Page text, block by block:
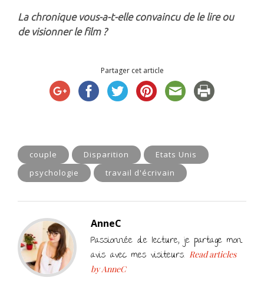
La chronique vous-a-t-elle convaincu de le lire ou
de visionner le film ?
Partager cet article
couple Disparition
Etats Unis
psychologie
travail d'écrivain
AnneC
Passionnée de lecture, je partage mon
avis avec mes visiteurs. Read articles
by AnneC